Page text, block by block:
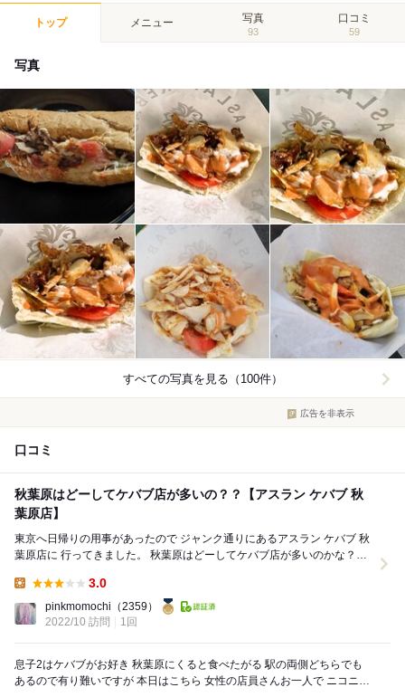
トップ メニュー 写真
93
口コミ
59
写真
すべての写真を見る（100件）
広告を非表示
口コミ
秋葉原はどーしてケバブ店が多いの？？【アスラン ケバブ 秋
葉原店】
東京へ日帰りの用事があったので ジャンク通りにあるアスラン ケバブ 秋
葉原店に 行ってきました。 秋葉原はどーしてケバブ店が多いのかな？っ
3.0
pinkmomochi （2359）
2022/10 訪問
1回
息子2はケバブがお好き 秋葉原にくると食べたがる 駅の両側どちらでも
あるので有り難いですが 本日はこちら 女性の店員さんお一人で ニコニコ